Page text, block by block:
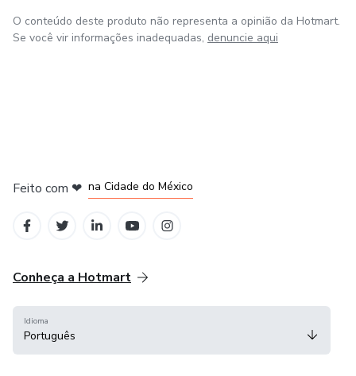
O conteúdo deste produto não representa a opinião da Hotmart.
Se você vir informações inadequadas, denuncie aqui
Feito com ❤ na Cidade do México
Conheça a Hotmart
Idioma
Português